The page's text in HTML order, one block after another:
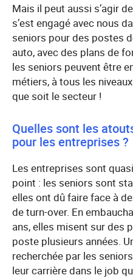
Mais il peut aussi s’agir
s’est engagé avec nous
seniors pour des postes
auto, avec des plans de
les seniors peuvent être
métiers, à tous les
que soit le secteur !
Quelles sont les
pour les entreprises ?
Les entreprises sont
point : les seniors sont
elles ont dû faire face à
de turn-over. En
ans, elles misent sur des
poste plusieurs années.
recherchée par les
leur carrière dans le job